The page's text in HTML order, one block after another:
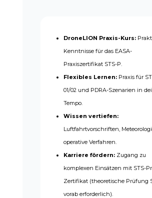
DroneLION Praxis-Kurs:
Kenntnisse für das EASA-
Praxiszertifikat STS-P.
Flexibles Lernen:Praxis für
01/02 und PDRA-Szenarien in
Tempo.
Wissen vertiefen:
Luftfahrtvorschriften,
operative Verfahren.
Karriere fördern:Zugang zu
komplexen Einsätzen mit STS-
Zertifikat (theoretische Prüfung
vorab erforderlich).